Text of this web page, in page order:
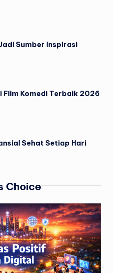
Sumber Inspirasi
Film Komedi Terbaik 2026
Sehat Setiap Hari
Choice